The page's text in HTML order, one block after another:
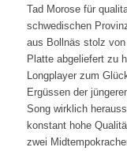
Tad Morose für
schwedischen
aus Bollnäs stolz
Platte abgeliefert zu
Longplayer zum
Ergüssen der
Song wirklich
konstant hohe
zwei